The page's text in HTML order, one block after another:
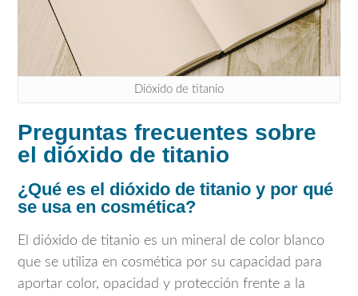
Dióxido de titanio
Preguntas frecuentes sobre
el dióxido de titanio
¿Qué es el dióxido de titanio y por qué
se usa en cosmética?
El dióxido de titanio es un mineral de color blanco
que se utiliza en cosmética por su capacidad para
aportar color, opacidad y protección frente a la